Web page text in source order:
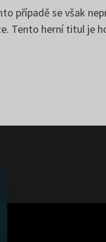
případě se však
Tento herní titul je